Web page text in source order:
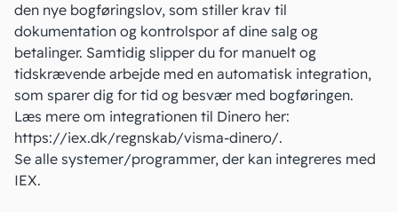
den nye bogføringslov, som stiller krav til
dokumentation og kontrolspor af dine salg og
betalinger. Samtidig slipper du for manuelt og
tidskrævende arbejde med en automatisk integration,
som sparer dig for tid og besvær med bogføringen.
Læs mere om integrationen til Dinero her:
https://iex.dk/regnskab/visma-dinero/.
Se alle systemer/programmer, der kan integreres med
IEX.